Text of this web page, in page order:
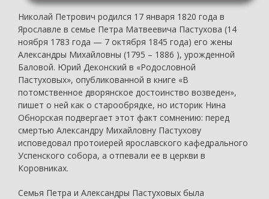
Николай Петрович родился 17 января 1820 года в
Ярославле в семье Петра Матвеевича Пастухова (14
ноября 1783 года — 7 октября 1845 года) его жены
Александры Михайловны (1795 – 1886 ), урожденной
Баловой. Юрий Деконский в «Родословной
Пастуховых», опубликованной в книге «В
потомственное дворянское достоинство возведен»,
пишет о ней как о старообрядке, но историк Нина
Обнорская подвергает этот факт сомнению: перед
смертью Александру Михайловну Пастухову
исповедовал протоиерей ярославского кафедрального
Успенского собора, а отпевали ее в церкви в
Коровниках.
Семья Петра и Александры Пастуховых была